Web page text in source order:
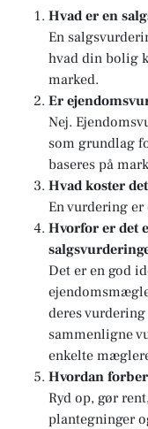
Hvad er en
En
hvad din bolig
marked.
Er
Nej.
som grundlag
baseres på
Hvad koster
En vurdering
Hvorfor er det
Det er en god
deres
sammenligne
enkelte
Hvordan
Ryd op, gør
plantegninger